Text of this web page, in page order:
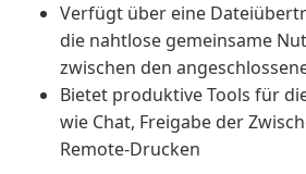
Verfügt über eine
die nahtlose gemeinsame
zwischen den
Bietet produktive Tools für
wie Chat, Freigabe der
Remote-Drucken